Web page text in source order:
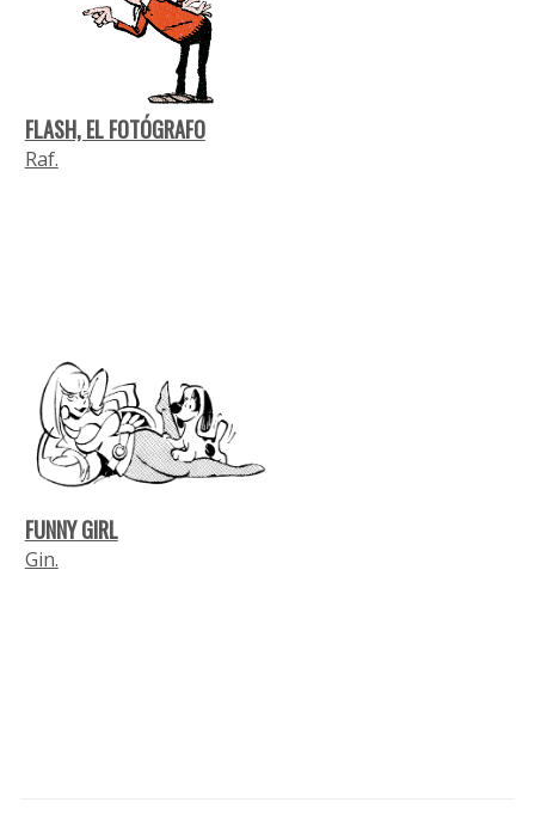
FLASH, EL FOTÓGRAFO
Raf.
FUNNY GIRL
Gin.